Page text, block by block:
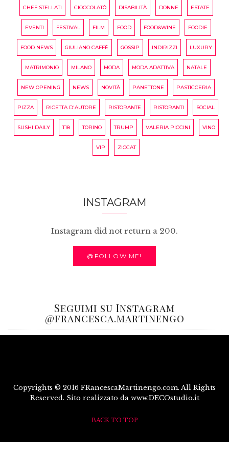
CHEF STELLATI CIOCCOLATÒ DISABILITÀ DONNE ESTATE
EVENTI FESTIVAL FILM FOOD FOOD&WINE FOODIE
FOOD NEWS GIULIANO CAFFÈ GOSSIP INDIRIZZI LUXURY
MATRIMONIO MILANO MODA MODA ADATTIVA NATALE
NEW OPENING NEWS NOVITÀ PANETTONE PASTICCERIA
PIZZA RICETTA D'AUTORE RISTORANTE RISTORANTI SOCIAL
SUSHI DAILY T18 TORINO TRUMP VALERIA PICCINI VINO
VIP ZICCAT
INSTAGRAM
Instagram did not return a 200.
@FOLLOW ME!
Seguimi su Instagram
@francesca.martinengo
Copyrights © 2016 FRancescaMartinengo.com. All Rights
Reserved. Sito realizzato da www.DECOstudio.it
BACK TO TOP